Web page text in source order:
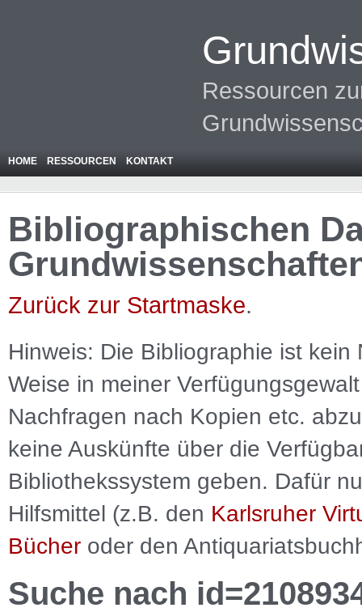
Ressourcen
HOME RESSOURCEN KONTAKT
Bibliographischen
Zurück zur Startmaske.
Hinweis: Die Bibliographie ist kein
Weise in meiner
Nachfragen nach Kopien etc.
keine Auskünfte über die
Bibliothekssystem geben. Dafür
Hilfsmittel (z.B. den Karlsruher
Bücher oder den
Suche nach